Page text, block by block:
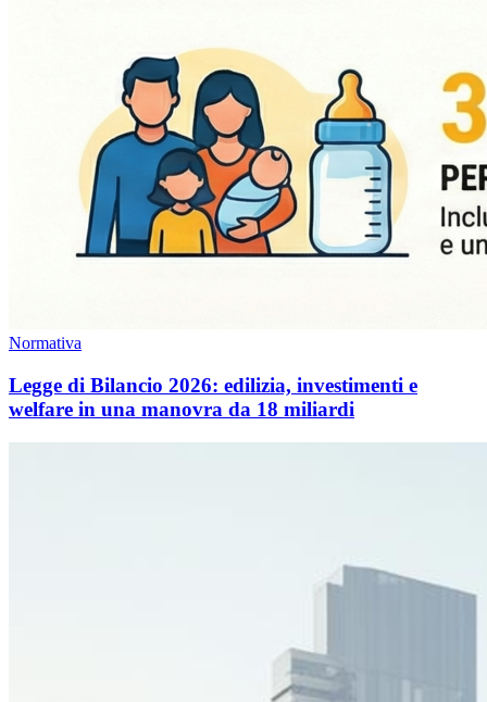
Normativa
Legge di Bilancio 2026: edilizia, investimenti e
welfare in una manovra da 18 miliardi